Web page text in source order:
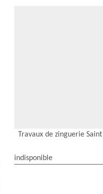
Travaux de zinguerie
indisponible